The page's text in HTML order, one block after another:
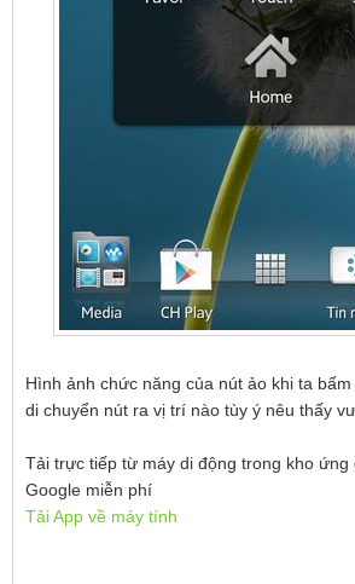
Hình ảnh chức năng của nút ảo khi ta
di chuyển nút ra vị trí nào tùy ý nêu thấy
Tải trực tiếp từ máy di động trong kho ứng
Google miễn phí
Tải App về máy tính